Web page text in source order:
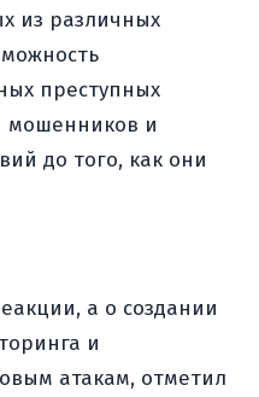
из различных
преступных
мошенников и
до того, как они
а о создании
и
атакам, отметил